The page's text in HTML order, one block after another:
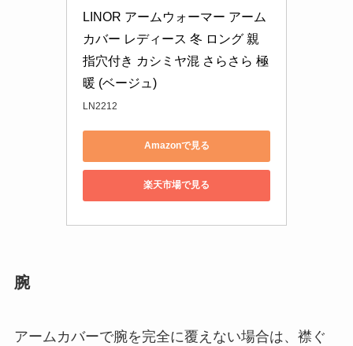
LINOR アームウォーマー アーム
カバー レディース 冬 ロング 親
指穴付き カシミヤ混 さらさら 極
暖 (ベージュ)
LN2212
Amazonで見る
楽天市場で見る
腕
アームカバーで腕を完全に覆えない場合は、襟ぐ